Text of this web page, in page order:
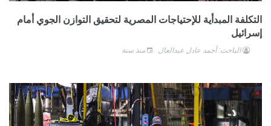
التكلفة المبدأية للإحتياجات المصرية لتحقيق التوازن الجوي أمام
إسرائيل
الباحث: أحمد عادل عبدالعال منذ سنة